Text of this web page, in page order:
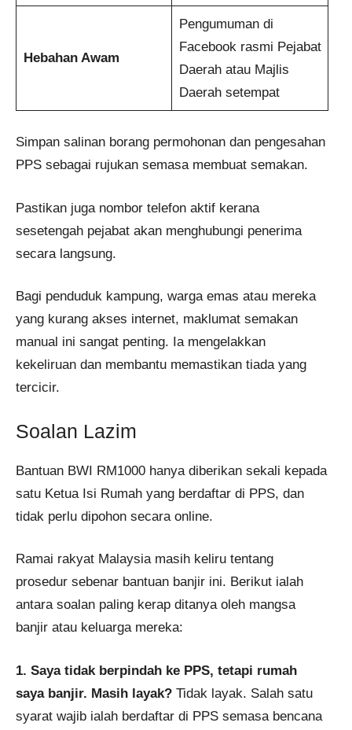
Hebahan Awam
Pengumuman di
Facebook rasmi Pejabat
Daerah atau Majlis
Daerah setempat
Simpan salinan borang permohonan dan pengesahan
PPS sebagai rujukan semasa membuat semakan.
Pastikan juga nombor telefon aktif kerana
sesetengah pejabat akan menghubungi penerima
secara langsung.
Bagi penduduk kampung, warga emas atau mereka
yang kurang akses internet, maklumat semakan
manual ini sangat penting. Ia mengelakkan
kekeliruan dan membantu memastikan tiada yang
tercicir.
Soalan Lazim
Bantuan BWI RM1000 hanya diberikan sekali kepada
satu Ketua Isi Rumah yang berdaftar di PPS, dan
tidak perlu dipohon secara online.
Ramai rakyat Malaysia masih keliru tentang
prosedur sebenar bantuan banjir ini. Berikut ialah
antara soalan paling kerap ditanya oleh mangsa
banjir atau keluarga mereka:
1. Saya tidak berpindah ke PPS, tetapi rumah
saya banjir. Masih layak? Tidak layak. Salah satu
syarat wajib ialah berdaftar di PPS semasa bencana